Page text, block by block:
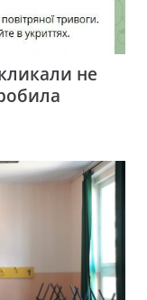
не